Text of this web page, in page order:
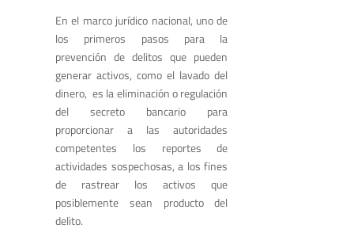
En el marco jurídico nacional, uno de
los primeros pasos para la
prevención de delitos que pueden
generar activos, como el lavado del
dinero, es la eliminación o regulación
del secreto bancario para
proporcionar a las autoridades
competentes los reportes de
actividades sospechosas, a los fines
de rastrear los activos que
posiblemente sean producto del
delito.